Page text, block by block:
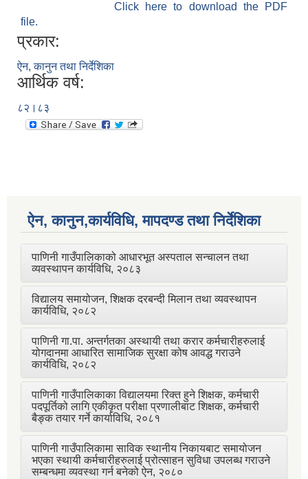
Click here to download the PDF
file.
प्रकार:
ऐन, कानुन तथा निर्देशिका
आर्थिक वर्ष:
८२।८३
ऐन, कानुन,कार्यविधि, मापदण्ड तथा निर्देशिका
पाणिनी गाउँपालिकाको आधारभूत अस्पताल सन्चालन तथा
व्यवस्थापन कार्यविधि, २०८३
विद्यालय समायोजन, शिक्षक दरबन्दी मिलान तथा व्यवस्थापन
कार्यविधि, २०८२
पाणिनी गा.पा. अन्तर्गतका अस्थायी तथा करार कर्मचारीहरुलाई
योगदानमा आधारित सामाजिक सुरक्षा कोष आवद्ध गराउने
कार्यविधि, २०८२
पाणिनी गाउँपालिकाका विद्यालयमा रिक्त हुने शिक्षक, कर्मचारी
पदपूर्तिको लागि एकीकृत परीक्षा प्रणालीबाट शिक्षक, कर्मचारी
बैङ्क तयार गर्ने कार्याविधि, २०८१
पाणिनी गाउँपालिकामा साविक स्थानीय निकायबाट समायोजन
भएका स्थायी कर्मचारीहरुलाई प्रोत्साहन सुविधा उपलब्ध गराउने
सम्बन्धमा व्यवस्था गर्न बनेको ऐन, २०८०